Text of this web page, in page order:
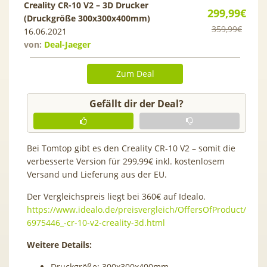
299,99€
359,99€
Creality CR-10 V2 – 3D Drucker
(Druckgröße 300x300x400mm)
16.06.2021
von: Deal-Jaeger
Zum Deal
Gefällt dir der Deal?
Bei Tomtop gibt es den Creality CR-10 V2 – somit die
verbesserte Version für 299,99€ inkl. kostenlosem
Versand und Lieferung aus der EU.
Der Vergleichspreis liegt bei 360€ auf Idealo.
https://www.idealo.de/preisvergleich/OffersOfProduct/
6975446_-cr-10-v2-creality-3d.html
Weitere Details: